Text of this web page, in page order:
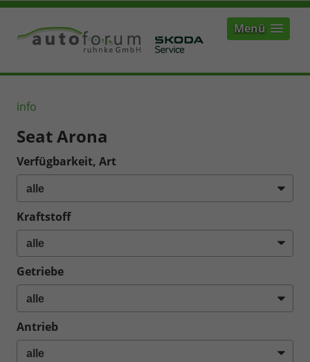
Menü
info
Seat Arona
Verfügbarkeit, Art
Kraftstoff
Getriebe
Antrieb